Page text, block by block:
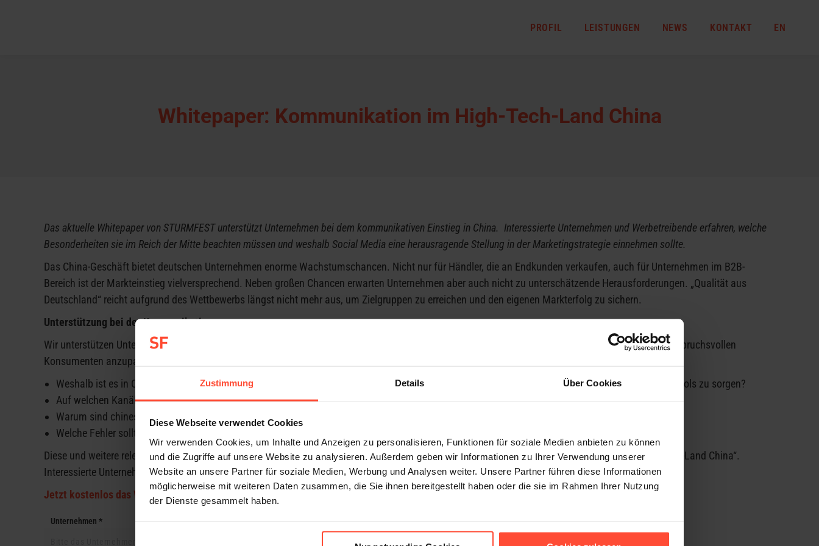
Zustimmung Details Über Cookies
Diese Webseite verwendet Cookies
Wir verwenden Cookies, um Inhalte und Anzeigen zu personalisieren, Funktionen für soziale Medien anbieten zu können
und die Zugriffe auf unsere Website zu analysieren. Außerdem geben wir Informationen zu Ihrer Verwendung unserer
Website an unsere Partner für soziale Medien, Werbung und Analysen weiter. Unsere Partner führen diese Informationen
möglicherweise mit weiteren Daten zusammen, die Sie ihnen bereitgestellt haben oder die sie im Rahmen Ihrer Nutzung
der Dienste gesammelt haben.
PROFIL LEISTUNGEN NEWS KONTAKT EN
Whitepaper: Kommunikation im High-Tech-Land China
Das aktuelle Whitepaper von STURMFEST unterstützt Unternehmen bei dem kommunikativen Einstieg in China. Interessierte Unternehmen und Werbetreibende erfahren, welche
Besonderheiten sie im Reich der Mitte beachten müssen und weshalb Social Media eine herausragende Stellung in der Marketingstrategie einnehmen sollte.
Das China-Geschäft bietet deutschen Unternehmen enorme Wachstumschancen. Nicht nur für Händler, die an Endkunden verkaufen, auch für Unternehmen im B2B-
Bereich ist der Markteinstieg vielversprechend. Neben großen Chancen erwarten Unternehmen aber auch nicht zu unterschätzende Herausforderungen. „Qualität aus
Deutschland“ reicht aufgrund des Wettbewerbs längst nicht mehr aus, um Zielgruppen zu erreichen und den eigenen Markterfolg zu sichern.
Unterstützung bei der Kommunikation
Wir unterstützen Unternehmen dabei, die eigene Marke, Produkte oder Dienstleistungen an die Ansprüche des hochdigitalisierten Marktes und die anspruchsvollen
Konsumenten anzupassen.
Weshalb ist es in China besonders wichtig, vernetzt zu kommunizieren und für eine optimale Ergänzung von digitalen und klassischen Marketingtools zu sorgen?
Auf welchen Kanälen erreichen Unternehmen ihre chinesische Zielgruppe? Mit welchen Inhalten lassen sich neue Kunden gewinnen?
Warum sind chinesische Key Opinion Speaker auch für deutsche Marken und Unternehmen relevant?
Welche Fehler sollten Unternehmen bei ihrer China-Kommunikation unbedingt vermeiden?
Diese und weitere relevante Fragen für Ihren kommunikativen Einstieg in China beleuchten wir in unserem Whitepaper „Kommunikation im High-Tech-Land China“.
Interessierte Unternehmen können das Paper hier kostenfrei herunterladen.
Jetzt kostenlos das Whitepaper anfordern
Unternehmen *
Anrede *